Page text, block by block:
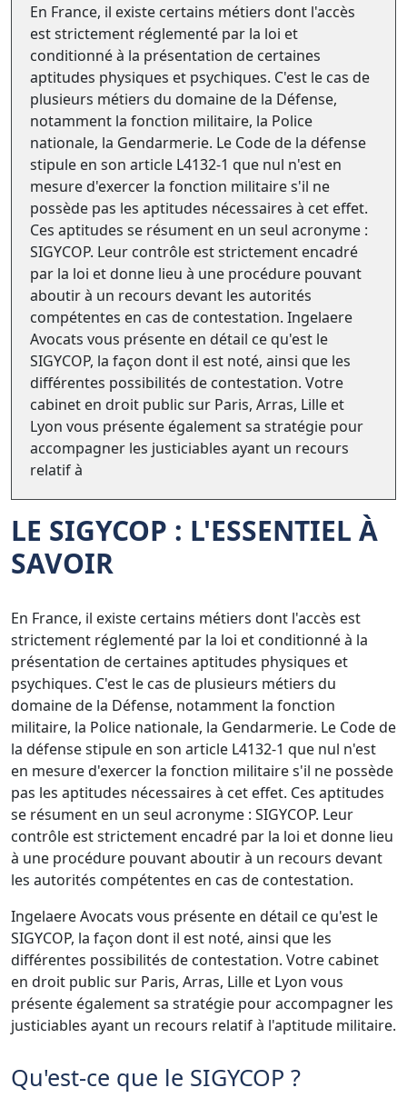
En France, il existe certains métiers dont l'accès
est strictement réglementé par la loi et
conditionné à la présentation de certaines
aptitudes physiques et psychiques. C'est le cas de
plusieurs métiers du domaine de la Défense,
notamment la fonction militaire, la Police
nationale, la Gendarmerie. Le Code de la défense
stipule en son article L4132-1 que nul n'est en
mesure d'exercer la fonction militaire s'il ne
possède pas les aptitudes nécessaires à cet effet.
Ces aptitudes se résument en un seul acronyme :
SIGYCOP. Leur contrôle est strictement encadré
par la loi et donne lieu à une procédure pouvant
aboutir à un recours devant les autorités
compétentes en cas de contestation. Ingelaere
Avocats vous présente en détail ce qu'est le
SIGYCOP, la façon dont il est noté, ainsi que les
différentes possibilités de contestation. Votre
cabinet en droit public sur Paris, Arras, Lille et
Lyon vous présente également sa stratégie pour
accompagner les justiciables ayant un recours
relatif à
LE SIGYCOP : L'ESSENTIEL À
SAVOIR
En France, il existe certains métiers dont l'accès est
strictement réglementé par la loi et conditionné à la
présentation de certaines aptitudes physiques et
psychiques. C'est le cas de plusieurs métiers du
domaine de la Défense, notamment la fonction
militaire, la Police nationale, la Gendarmerie. Le Code de
la défense stipule en son article L4132-1 que nul n'est
en mesure d'exercer la fonction militaire s'il ne possède
pas les aptitudes nécessaires à cet effet. Ces aptitudes
se résument en un seul acronyme : SIGYCOP. Leur
contrôle est strictement encadré par la loi et donne lieu
à une procédure pouvant aboutir à un recours devant
les autorités compétentes en cas de contestation.
Ingelaere Avocats vous présente en détail ce qu'est le
SIGYCOP, la façon dont il est noté, ainsi que les
différentes possibilités de contestation. Votre cabinet
en droit public sur Paris, Arras, Lille et Lyon vous
présente également sa stratégie pour accompagner les
justiciables ayant un recours relatif à l'aptitude militaire.
Qu'est-ce que le SIGYCOP ?